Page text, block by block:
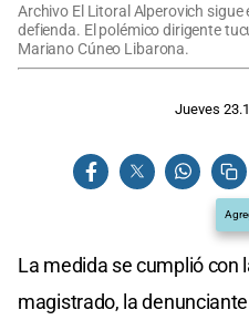
Archivo El Litoral Alperovich sigue
defienda. El polémico dirigente
Mariano Cúneo Libarona.
Jueves
La medida se cumplió con
magistrado, la